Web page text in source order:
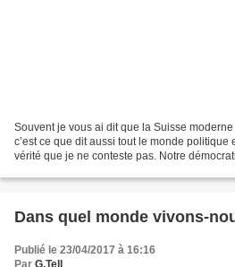
Souvent je vous ai dit que la Suisse
c’est ce que dit aussi tout le monde politique
vérité que je ne conteste pas. Notre
Dans quel monde vivons-
Publié le 23/04/2017 à 16:16
Par G.Tell